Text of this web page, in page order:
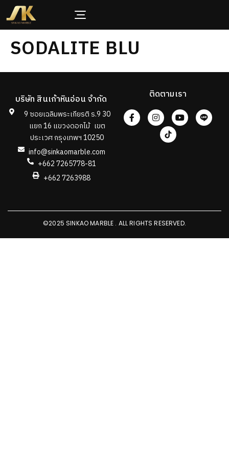
SODALITE BLU
บริษัท สินเก้าหินอ่อน จำกัด
9 ซอยเฉลิมพระเกียรติ ร.9 30
แยก 16 แขวงดอกไม้ เขต
ประเวศ กรุงเทพฯ 10250
info@sinkaomarble.com
+662 7265778-81
+662 7263988
ติดตามเรา
©2025 SINKAO MARBLE . ALL RIGHTS RESERVED.